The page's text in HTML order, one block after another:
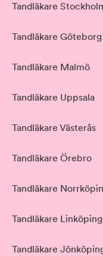
Tandläkare
Tandläkare Göteborg
Tandläkare Malmö
Tandläkare Uppsala
Tandläkare Västerås
Tandläkare Örebro
Tandläkare
Tandläkare Linköping
Tandläkare